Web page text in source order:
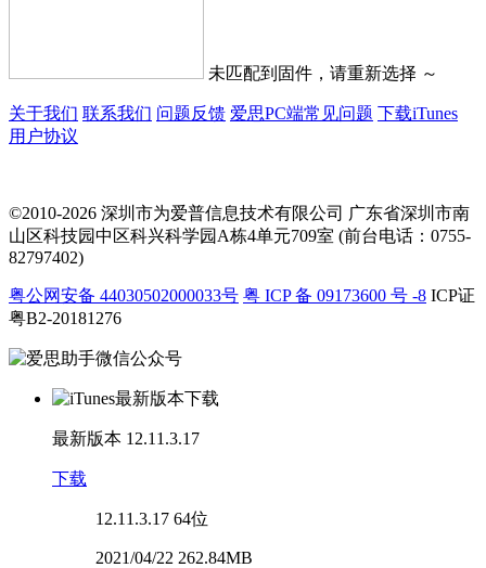
未匹配到固件，请重新选择 ～
关于我们 联系我们 问题反馈 爱思PC端常见问题 下载iTunes
用户协议
©2010-2026 深圳市为爱普信息技术有限公司 广东省深圳市南
山区科技园中区科兴科学园A栋4单元709室 (前台电话：0755-
82797402)
粤公网安备 44030502000033号 粤 ICP 备 09173600 号 -8 ICP证
粤B2-20181276
最新版本 12.11.3.17
下载
12.11.3.17 64位
2021/04/22 262.84MB